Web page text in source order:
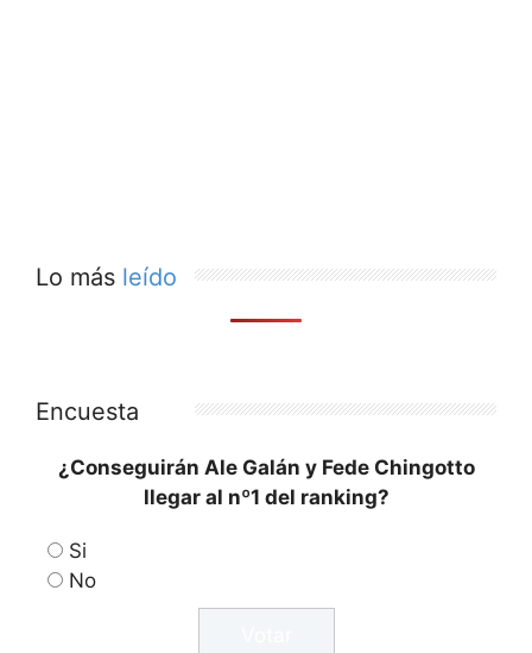
Lo más leído
Encuesta
¿Conseguirán Ale Galán y Fede Chingotto
llegar al nº1 del ranking?
Si
No